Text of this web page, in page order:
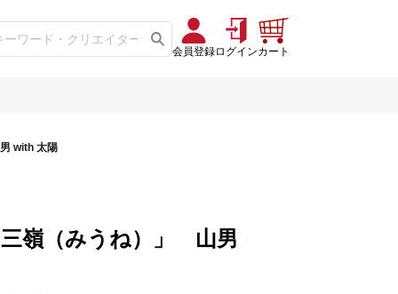
会員登録ログインカート
with 太陽
三嶺（みうね）」 山男